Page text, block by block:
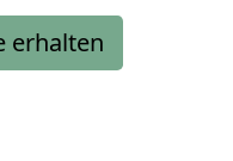
erhalten